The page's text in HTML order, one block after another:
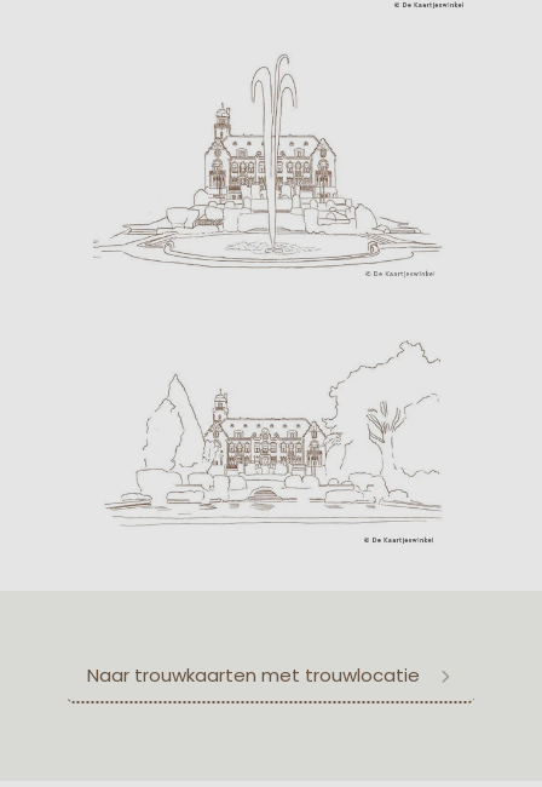
Naar trouwkaarten met trouwlocatie